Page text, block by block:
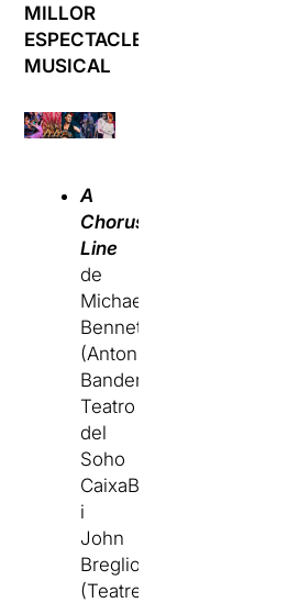
MILLOR
ESPECTACLE
MUSICAL
A
Chorus
Line
de
Michael
Bennett
(Antonio
Banderas,
Teatro
del
Soho
CaixaBank
i
John
Breglio)
(Teatre